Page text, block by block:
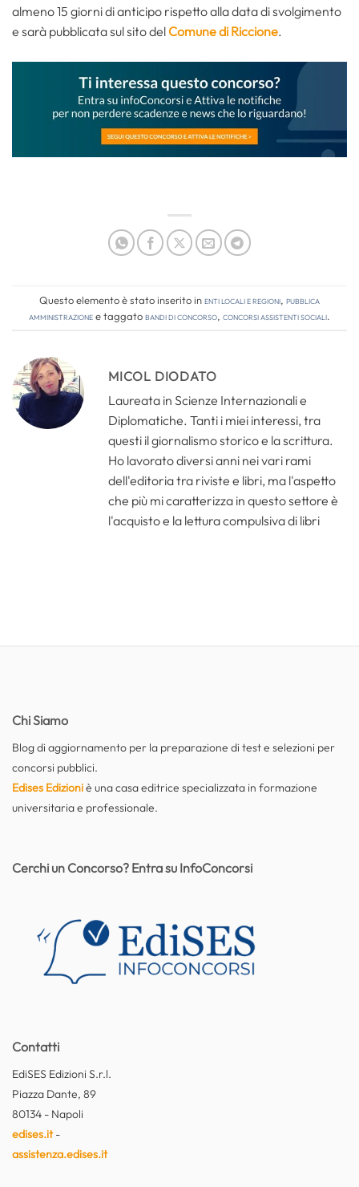
almeno 15 giorni di anticipo rispetto alla data di svolgimento
e sarà pubblicata sul sito delComune di Riccione.
Questo elemento è stato inserito inEnti locali e regioni, Pubblica
amministrazionee taggatobandi di concorso, concorsi assistenti sociali.
MICOL DIODATO
Laureata in Scienze Internazionali e
Diplomatiche. Tanti i miei interessi, tra
questi il giornalismo storico e la scrittura.
Ho lavorato diversi anni nei vari rami
dell'editoria tra riviste e libri, ma l'aspetto
che più mi caratterizza in questo settore è
l'acquisto e la lettura compulsiva di libri
Chi Siamo
Blog di aggiornamento per la preparazione di test e selezioni per
concorsi pubblici.
Edises Edizioniè una casa editrice specializzata in formazione
universitaria e professionale.
Contatti
EdiSES Edizioni S.r.l.
Piazza Dante, 89
80134 - Napoli
edises.it-
assistenza.edises.it
Cerchi un Concorso? Entra su InfoConcorsi